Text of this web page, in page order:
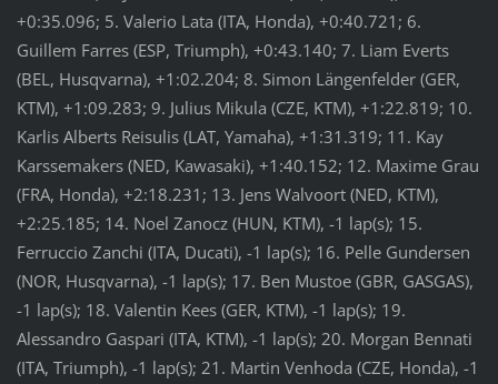
+0:35.096; 5. Valerio Lata (ITA, Honda), +0:40.721; 6.
Guillem Farres (ESP, Triumph), +0:43.140; 7. Liam Everts
(BEL, Husqvarna), +1:02.204; 8. Simon Längenfelder (GER,
KTM), +1:09.283; 9. Julius Mikula (CZE, KTM), +1:22.819; 10.
Karlis Alberts Reisulis (LAT, Yamaha), +1:31.319; 11. Kay
Karssemakers (NED, Kawasaki), +1:40.152; 12. Maxime Grau
(FRA, Honda), +2:18.231; 13. Jens Walvoort (NED, KTM),
+2:25.185; 14. Noel Zanocz (HUN, KTM), -1 lap(s); 15.
Ferruccio Zanchi (ITA, Ducati), -1 lap(s); 16. Pelle Gundersen
(NOR, Husqvarna), -1 lap(s); 17. Ben Mustoe (GBR, GASGAS),
-1 lap(s); 18. Valentin Kees (GER, KTM), -1 lap(s); 19.
Alessandro Gaspari (ITA, KTM), -1 lap(s); 20. Morgan Bennati
(ITA, Triumph), -1 lap(s); 21. Martin Venhoda (CZE, Honda), -1